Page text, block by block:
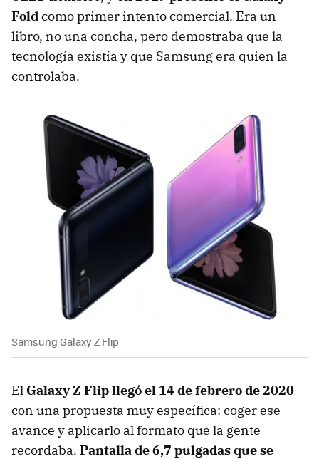
Foldcomo primer intento comercial. Era un
libro, no una concha, pero demostraba que la
tecnología existía y que Samsung era quien la
controlaba.
Samsung Galaxy Z Flip
El Galaxy Z Flip llegó el 14 de febrero de 2020
con una propuesta muy específica: coger ese
avance y aplicarlo al formato que la gente
recordaba. Pantalla de 6,7 pulgadas que se